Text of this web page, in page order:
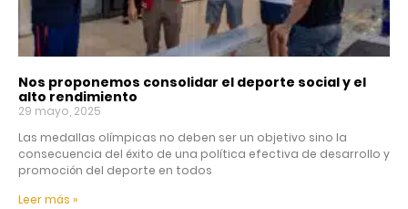
Nos proponemos consolidar el deporte social y el
alto rendimiento
29 mayo, 2025
Las medallas olímpicas no deben ser un objetivo sino la
consecuencia del éxito de una política efectiva de desarrollo y
promoción del deporte en todos
Leer más »